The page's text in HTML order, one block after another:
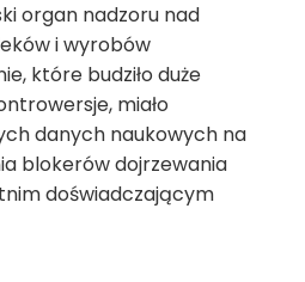
organ nadzoru nad
i wyrobów
które budziło duże
miało
danych naukowych na
blokerów dojrzewania
doświadczającym